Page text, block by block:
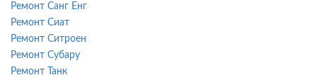
Ремонт Санг Енг
Ремонт Сиат
Ремонт Ситроен
Ремонт Субару
Ремонт Танк